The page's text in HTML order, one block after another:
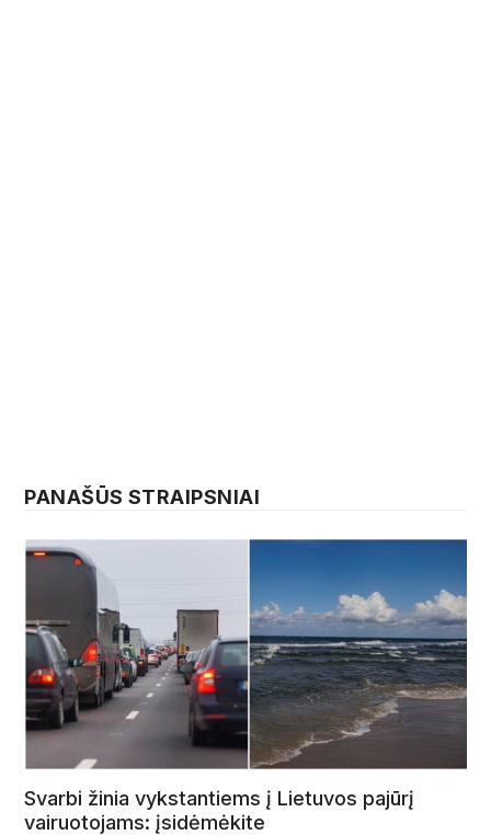
PANAŠŪS STRAIPSNIAI
Svarbi žinia vykstantiems į Lietuvos pajūrį
vairuotojams: įsidėmėkite